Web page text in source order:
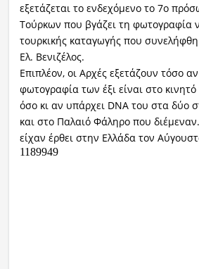
εξετάζεται το ενδεχόμενο το 7ο
Τούρκων που βγάζει τη φωτογραφία
τουρκικής καταγωγής που
Ελ. Βενιζέλος.
Επιπλέον, οι Αρχές εξετάζουν τόσο
φωτογραφία των έξι είναι στο
όσο κι αν υπάρχει DNA του στα δύο
και στο Παλαιό Φάληρο που
είχαν έρθει στην Ελλάδα τον